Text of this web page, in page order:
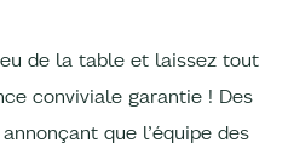
de la table et laissez tout
conviviale garantie ! Des
que l’équipe des